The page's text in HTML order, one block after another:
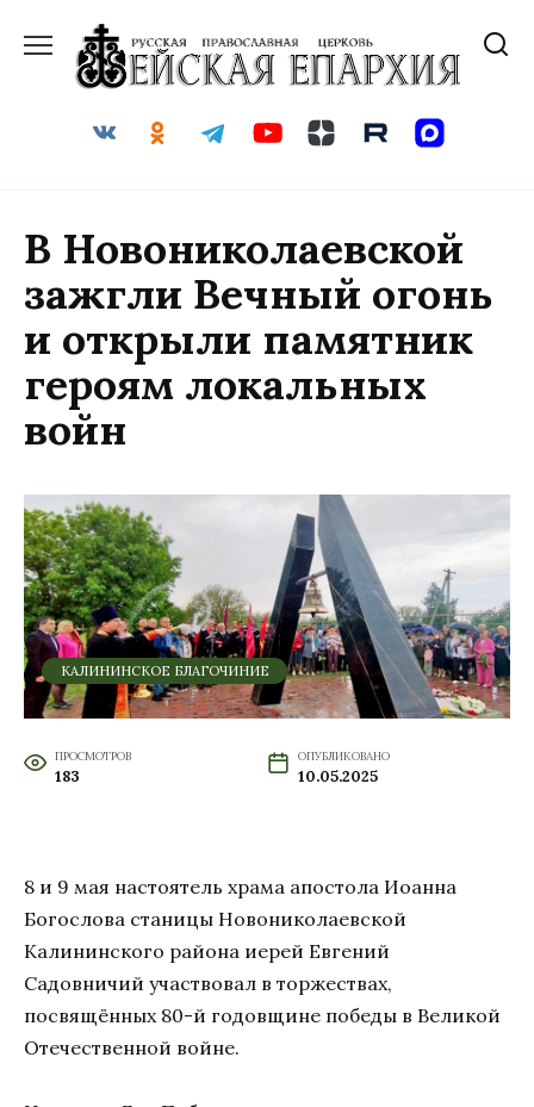
содержанию
В Новониколаевской
зажгли Вечный огонь
и открыли памятник
героям локальных
войн
КАЛИНИНСКОЕ БЛАГОЧИНИЕ
ПРОСМОТРОВ
183
ОПУБЛИКОВАНО
10.05.2025
8 и 9 мая настоятель храма апостола Иоанна
Богослова станицы Новониколаевской
Калининского района иерей Евгений
Садовничий участвовал в торжествах,
посвящённых 80-й годовщине победы в Великой
Отечественной войне.